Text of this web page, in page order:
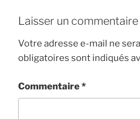
Laisser un commentaire
Votre adresse e-mail ne
obligatoires sont indiqués
Commentaire*